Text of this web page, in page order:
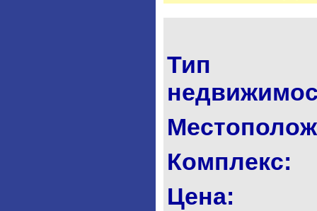
Тип
Комплекс:
Цена: